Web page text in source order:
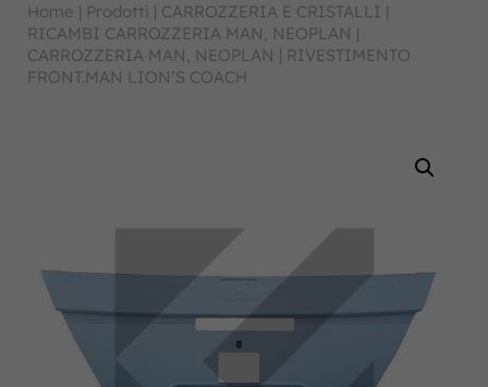
Home | Prodotti | CARROZZERIA E CRISTALLI |
RICAMBI CARROZZERIA MAN, NEOPLAN |
CARROZZERIA MAN, NEOPLAN | RIVESTIMENTO
FRONT.MAN LION’S COACH